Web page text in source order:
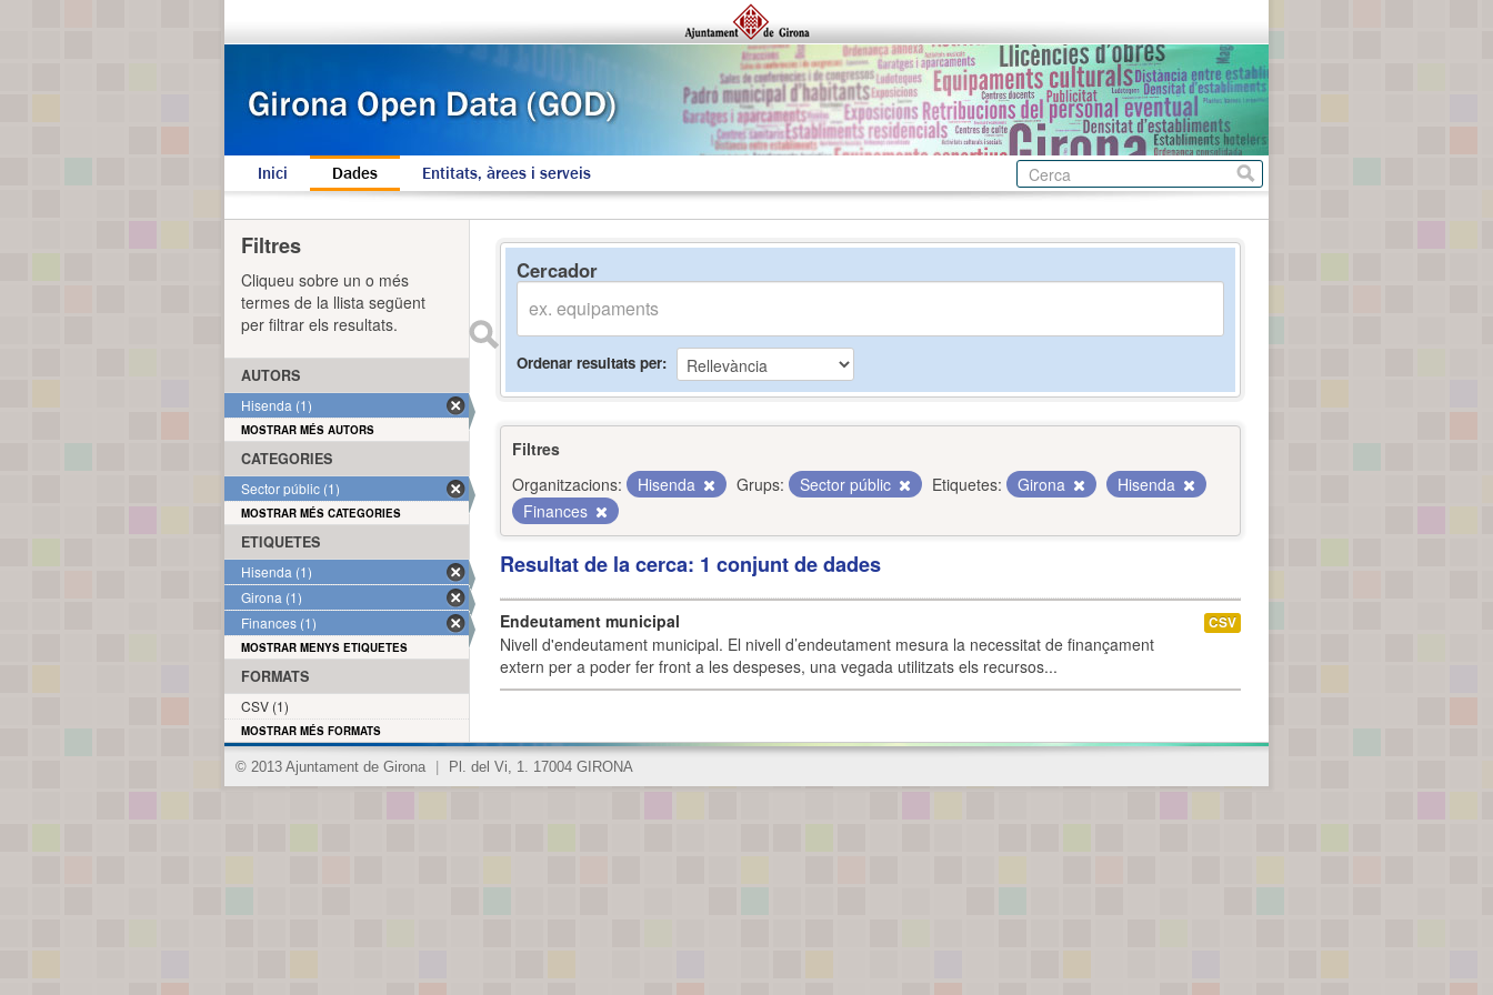
Inici Dades Entitats, àrees i serveis
Cercador
Ordenar resultats per
Filtres
Organitzacions:
Hisenda Grups: Sector públic Etiquetes: Girona
Hisenda
Finances
Resultat de la cerca: 1 conjunt de dades
Endeutament municipal
Nivell d'endeutament municipal. El nivell d’endeutament mesura la necessitat de finançament
extern per a poder fer front a les despeses, una vegada utilitzats els recursos...
CSV
Filtres
Cliqueu sobre un o més
termes de la llista següent
per filtrar els resultats.
AUTORS
Hisenda (1)
MOSTRAR MÉS AUTORS
CATEGORIES
Sector públic (1)
MOSTRAR MÉS CATEGORIES
ETIQUETES
Hisenda (1)
Girona (1)
Finances (1)
MOSTRAR MENYS ETIQUETES
FORMATS
CSV (1)
MOSTRAR MÉS FORMATS
© 2013 Ajuntament de Girona Pl. del Vi, 1. 17004 GIRONA